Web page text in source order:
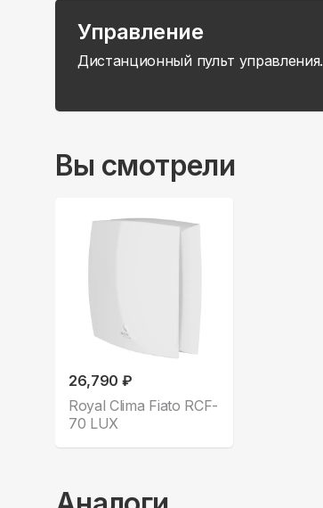
Управление
Дистанционный пульт управления.
Вы смотрели
26,790 ₽
Royal Clima Fiato RCF-
70 LUX